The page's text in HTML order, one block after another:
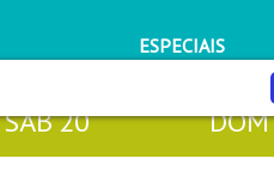
ESPECIAIS
SÁB20 DOM